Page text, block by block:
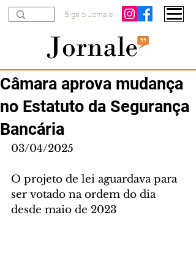
Siga o Jornale
Câmara aprova mudança
no Estatuto da Segurança
Bancária
03/04/2025
O projeto de lei aguardava para
ser votado na ordem do dia
desde maio de 2023